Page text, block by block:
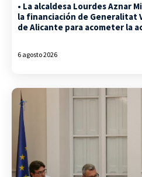
• La alcaldesa Lourdes Aznar
la financiación de Generalitat
de Alicante para acometer la
6 agosto 2026